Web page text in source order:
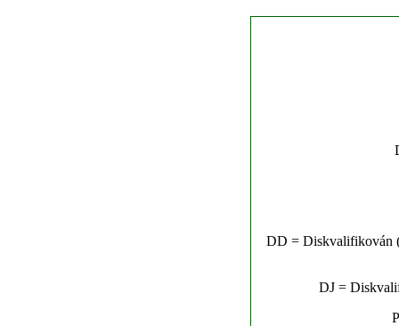
DD = Diskvalifikován
DJ =